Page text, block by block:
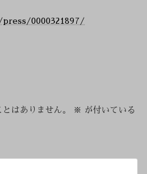
0000321897/
はありません。 ※ が付いている